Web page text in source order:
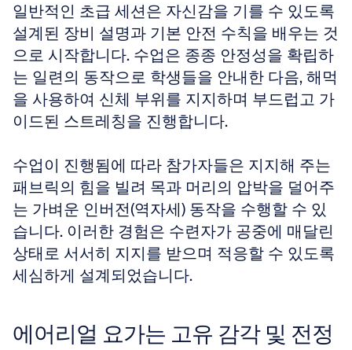
일반적인 초급 세션은 자신감을 기를 수 있도록
설계된 장비 설명과 기본 안전 수칙을 배우는 것
으로 시작합니다. 수업은 종종 안정성을 확립하
는 일련의 동작으로 학생들을 안내한 다음, 해먹
을 사용하여 신체 부위를 지지하며 부드럽고 가
이드된 스트레칭을 진행합니다.
수업이 진행됨에 따라 참가자들은 지지해 주는
패브릭의 힘을 빌려 목과 머리의 압박을 덜어주
는 가벼운 인버전(역자세) 동작을 수행할 수 있
습니다. 이러한 경험은 수련자가 공중에 매달린
상태로 서서히 지지를 받으며 적응할 수 있도록
세심하게 설계되었습니다.
에어리얼 요가는 고유 감각 및 전정